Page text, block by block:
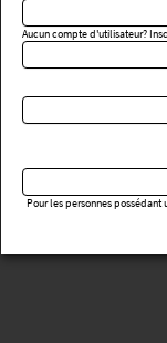
Aucun compte d'utilisateur?
Pour les personnes